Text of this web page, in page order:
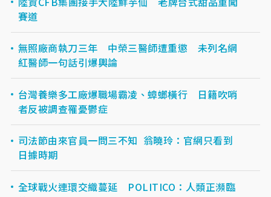
賽道
無照廠商執刀三年 中榮三醫師遭重懲 未列名網
紅醫師一句話引爆輿論
台灣養樂多工廠爆職場霸凌、蟑螂橫行 日籍吹哨
者反被調查罹憂鬱症
司法節由來官員一問三不知 翁曉玲：官網只看到
日據時期
全球戰火連環交織蔓延 POLITICO：人類正瀕臨